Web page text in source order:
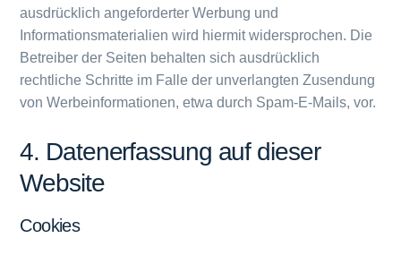
ausdrücklich angeforderter Werbung und
Informationsmaterialien wird hiermit widersprochen. Die
Betreiber der Seiten behalten sich ausdrücklich
rechtliche Schritte im Falle der unverlangten Zusendung
von Werbeinformationen, etwa durch Spam-E-Mails, vor.
4. Datenerfassung auf dieser
Website
Cookies